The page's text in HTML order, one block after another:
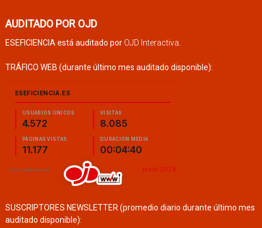
AUDITADO POR OJD
ESEFICIENCIA está auditado por OJD Interactiva.
TRÁFICO WEB (durante último mes auditado disponible):
SUSCRIPTORES NEWSLETTER (promedio diario durante último mes
auditado disponible):